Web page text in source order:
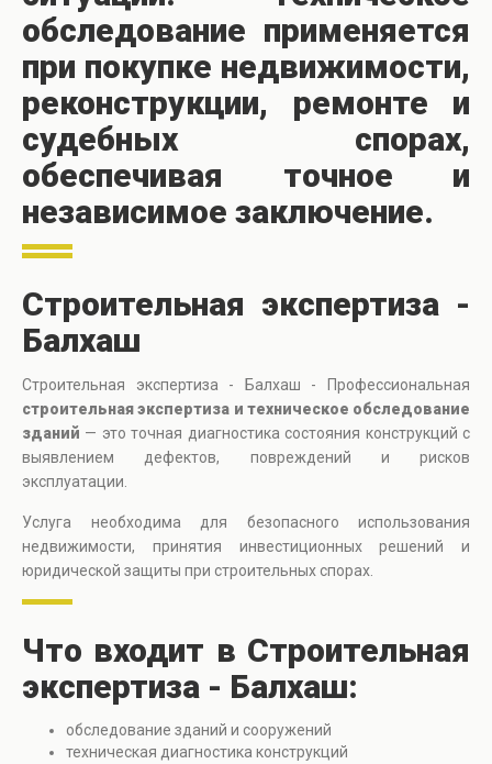
обследование применяется
при покупке недвижимости,
реконструкции, ремонте и
судебных спорах,
обеспечивая точное и
независимое заключение.
Строительная экспертиза -
Балхаш
Строительная экспертиза - Балхаш - Профессиональная
строительная экспертиза и техническое обследование
зданий — это точная диагностика состояния конструкций с
выявлением дефектов, повреждений и рисков
эксплуатации.
Услуга необходима для безопасного использования
недвижимости, принятия инвестиционных решений и
юридической защиты при строительных спорах.
Что входит в Строительная
экспертиза - Балхаш:
обследование зданий и сооружений
техническая диагностика конструкций